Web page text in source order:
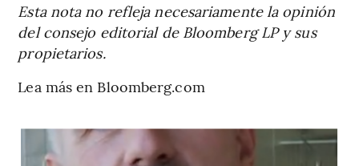
Esta nota no refleja necesariamente la opinión
del consejo editorial de Bloomberg LP y sus
propietarios.
Lea más en Bloomberg.com